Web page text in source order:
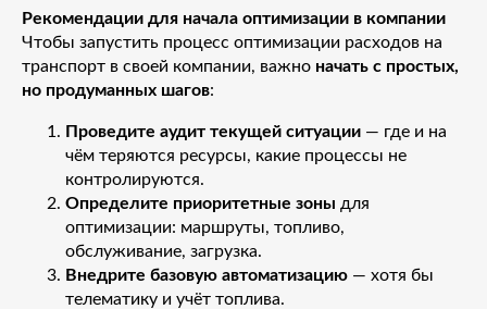
Рекомендации для начала оптимизации в компании
Чтобы запустить процесс оптимизации расходов на
транспорт в своей компании, важно начать с простых,
но продуманных шагов:
Проведите аудит текущей ситуации — где и на
чём теряются ресурсы, какие процессы не
контролируются.
Определите приоритетные зоны для
оптимизации: маршруты, топливо,
обслуживание, загрузка.
Внедрите базовую автоматизацию — хотя бы
телематику и учёт топлива.